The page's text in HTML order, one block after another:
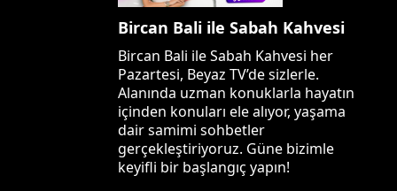
Bircan Bali ile Sabah Kahvesi
Bircan Bali ile Sabah Kahvesi her
Pazartesi, Beyaz TV’de sizlerle.
Alanında uzman konuklarla hayatın
içinden konuları ele alıyor, yaşama
dair samimi sohbetler
gerçekleştiriyoruz. Güne bizimle
keyifli bir başlangıç yapın!